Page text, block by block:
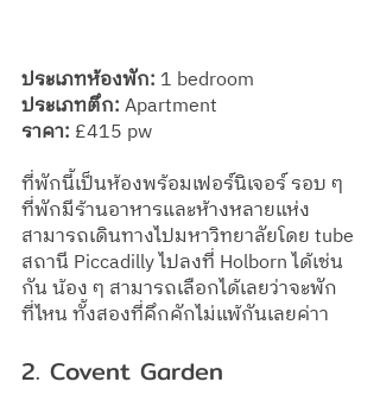
ประเภทห้องพัก: 1 bedroom
ประเภทตึก: Apartment
ราคา: £415 pw
ที่พักนี้เป็นห้องพร้อมเฟอร์นิเจอร์ รอบ ๆ
ที่พักมีร้านอาหารและห้างหลายแห่ง
สามารถเดินทางไปมหาวิทยาลัยโดย tube
สถานี Piccadilly ไปลงที่ Holborn ได้เช่น
กัน น้อง ๆ สามารถเลือกได้เลยว่าจะพัก
ที่ไหน ทั้งสองที่คึกคักไม่แพ้กันเลยค่าา
2. Covent Garden